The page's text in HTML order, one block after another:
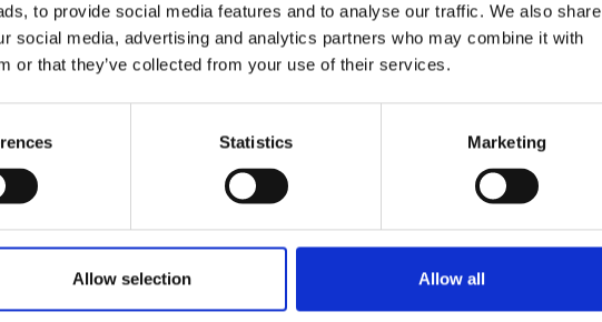
to provide social media features and to analyse our traffic. We also share
social media, advertising and analytics partners who may combine it with
or that they’ve collected from your use of their services.
Statistics Marketing
Allow selection Allow all
Kalender Väggblad Elegant
420x297mm 2027
69 kr/st
Kalender Väggblad Elegant
980x680mm 2028
129 kr/st
Andra köpte även